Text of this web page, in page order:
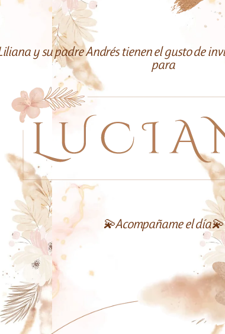
y su padre Andrés tienen el gusto de
para
💫Acompañame el día💫